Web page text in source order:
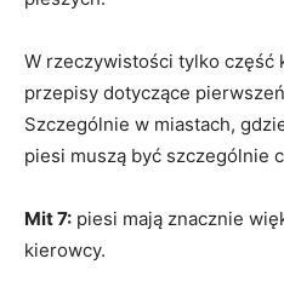
W rzeczywistości tylko część
przepisy dotyczące
Szczególnie w miastach,
piesi muszą być szczególnie
Mit 7: piesi mają znacznie
kierowcy.